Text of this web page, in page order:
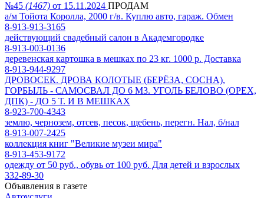
№45 (1467) от 15.11.2024 ПРОДАМ
а/м Тойота Королла, 2000 г/в. Куплю авто, гараж. Обмен
8-913-913-3165
действующий свадебный салон в Академгородке
8-913-003-0136
деревенская картошка в мешках по 23 кг. 1000 р. Доставка
8-913-944-9297
ДРОВОСЕК. ДРОВА КОЛОТЫЕ (БЕРЁЗА, СОСНА),
ГОРБЫЛЬ - САМОСВАЛ ДО 6 М3. УГОЛЬ БЕЛОВО (ОРЕХ,
ДПК) - ДО 5 Т. И В МЕШКАХ
8-923-700-4343
землю, чернозем, отсев, песок, щебень, перегн. Нал, б/нал
8-913-007-2425
коллекция книг "Великие музеи мира"
8-913-453-9172
одежду от 50 руб., обувь от 100 руб. Для детей и взрослых
332-89-30
Объявления в газете